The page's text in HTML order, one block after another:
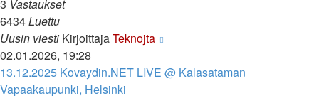
3 Vastaukset
6434Luettu
Uusin viesti KirjoittajaTeknojta
02.01.2026, 19:28
13.12.2025 Kovaydin.NET LIVE @ Kalasataman
Vapaakaupunki, Helsinki